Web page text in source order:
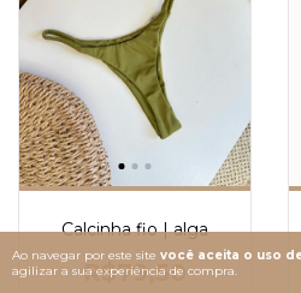
Ao navegar por este site você aceita o uso
agilizar a sua experiência de compra.
Calcinha fio | alga
R$79,50